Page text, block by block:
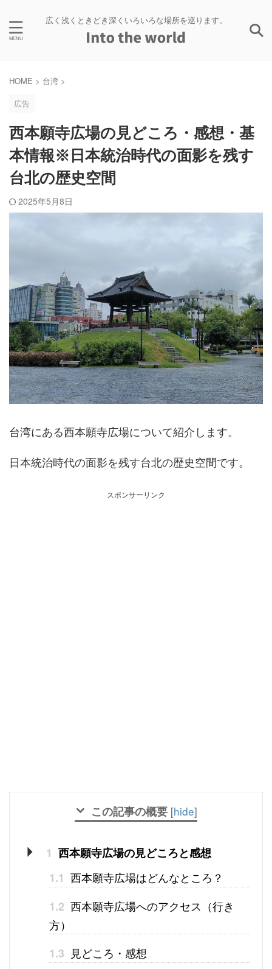
広く浅くときどき深くいろいろな場所を巡ります。
HOME > 台湾 >
広告
西本願寺広場の見どころ・感想・基
本情報※日本統治時代の面影を残す
台北の歴史空間
2025年5月8日
台湾にある西本願寺広場について紹介します。
日本統治時代の面影を残す台北の歴史空間です。
スポンサーリンク
この記事の概要 [hide]
1 西本願寺広場の見どころと感想
1.1 西本願寺広場はどんなところ？
1.2 西本願寺広場へのアクセス（行き
方）
1.3 見どころ・感想